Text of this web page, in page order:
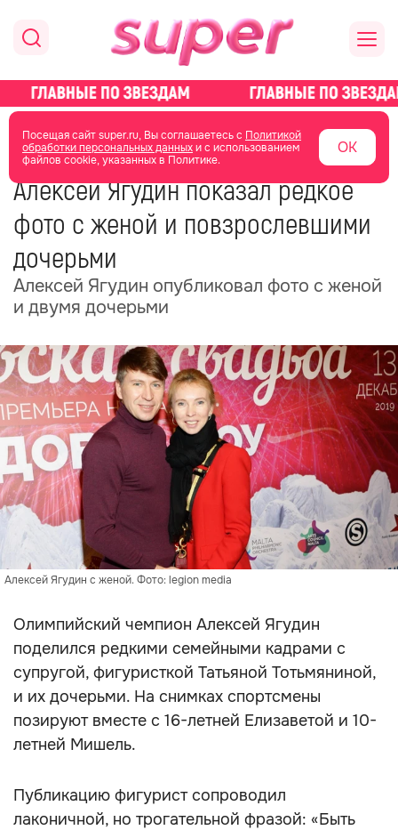
Посещая сайт super.ru, Вы соглашаетесь с Политикой
обработки персональных данныхи с использованием
файлов cookie, указанных в Политике.
ОК
главная новости о звездах новости
04 июня 05:50
Алексей Ягудин показал редкое
фото с женой и повзрослевшими
дочерьми
Алексей Ягудин опубликовал фото с женой
и двумя дочерьми
Алексей Ягудин с женой. Фото: legion media
Олимпийский чемпион Алексей Ягудин
поделился редкими семейными кадрами с
супругой, фигуристкой Татьяной Тотьмяниной,
и их дочерьми. На снимках спортсмены
позируют вместе с 16-летней Елизаветой и 10-
летней Мишель.
Публикацию фигурист сопроводил
лаконичной, но трогательной фразой: «Быть